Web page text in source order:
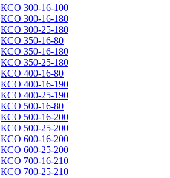
КСО 300-16-100
КСО 300-16-180
КСО 300-25-180
КСО 350-16-80
КСО 350-16-180
КСО 350-25-180
КСО 400-16-80
КСО 400-16-190
КСО 400-25-190
КСО 500-16-80
КСО 500-16-200
КСО 500-25-200
КСО 600-16-200
КСО 600-25-200
КСО 700-16-210
КСО 700-25-210